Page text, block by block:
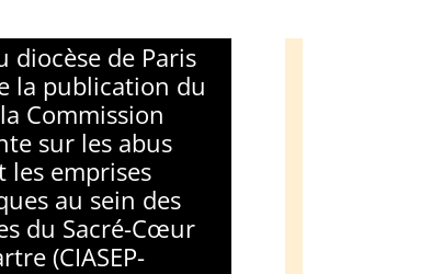
diocèse de Paris
la publication du
Commission
sur les abus
les emprises
au sein des
du Sacré-Cœur
(CIASEP-